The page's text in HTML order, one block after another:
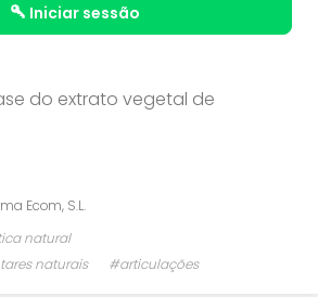
iniciar sessão
do extrato vegetal de
Ecom, S.L.
natural
naturais
#articulações